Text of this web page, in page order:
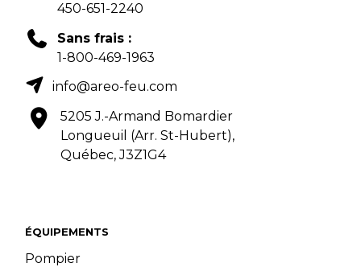
ÉQUIPEMENTS
Pompier
450-651-2240
Sans frais :
1-800-469-1963
info@areo-feu.com
5205 J.-Armand Bomardier
Longueuil (Arr. St-Hubert),
Québec, J3Z1G4